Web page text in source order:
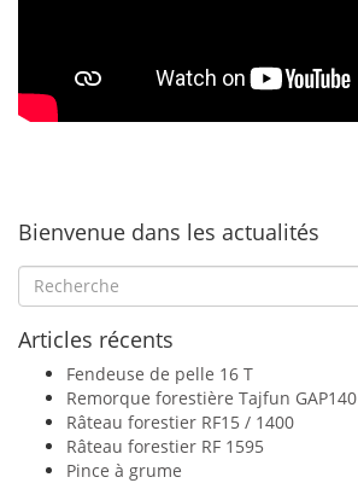
Bienvenue dans les actualités
Articles récents
Fendeuse de pelle 16 T
Remorque forestière Tajfun GAP140
Râteau forestier RF15 / 1400
Râteau forestier RF 1595
Pince à grume